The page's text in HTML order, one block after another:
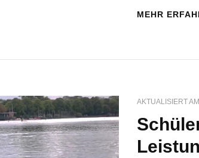
MEHR
AKTUALISIERT AM